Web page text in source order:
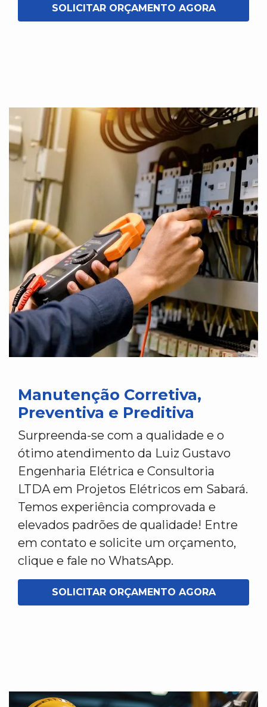
SOLICITAR ORÇAMENTO AGORA
Manutenção Corretiva,
Preventiva e Preditiva
Surpreenda-se com a qualidade e o
ótimo atendimento da Luiz Gustavo
Engenharia Elétrica e Consultoria
LTDA em Projetos Elétricos em Sabará.
Temos experiência comprovada e
elevados padrões de qualidade! Entre
em contato e solicite um orçamento,
clique e fale no WhatsApp.
SOLICITAR ORÇAMENTO AGORA